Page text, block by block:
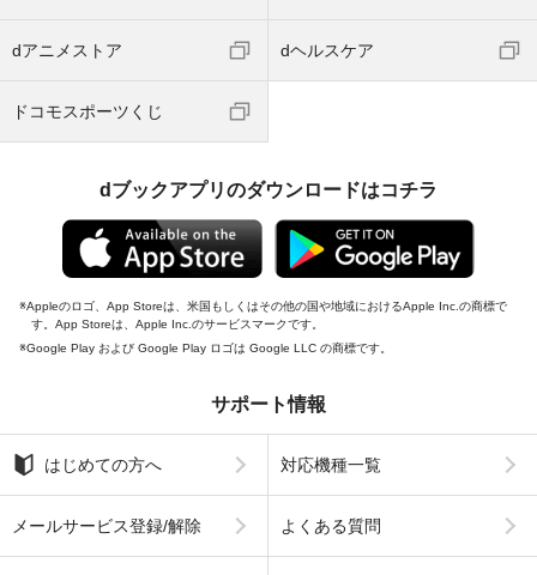
dアニメストア dヘルスケア
ドコモスポーツくじ
dブックアプリのダウンロードはコチラ
Appleのロゴ、App Storeは、米国もしくはその他の国や地域におけるApple Inc.の商標で
す。App Storeは、Apple Inc.のサービスマークです。
Google Play および Google Play ロゴは Google LLC の商標です。
サポート情報
はじめての方へ 対応機種一覧
メールサービス登録/解除 よくある質問